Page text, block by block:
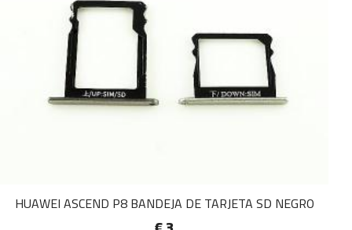
HUAWEI ASCEND P8 BANDEJA DE TARJETA SD NEGRO